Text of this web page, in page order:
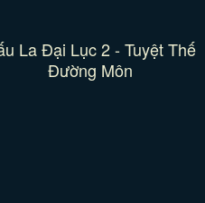
La Đại Lục 2 - Tuyệt Thế
Đường Môn